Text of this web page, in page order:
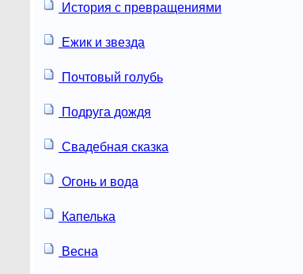
История с превращениями
Ежик и звезда
Почтовый голубь
Подруга дождя
Свадебная сказка
Огонь и вода
Капелька
Весна